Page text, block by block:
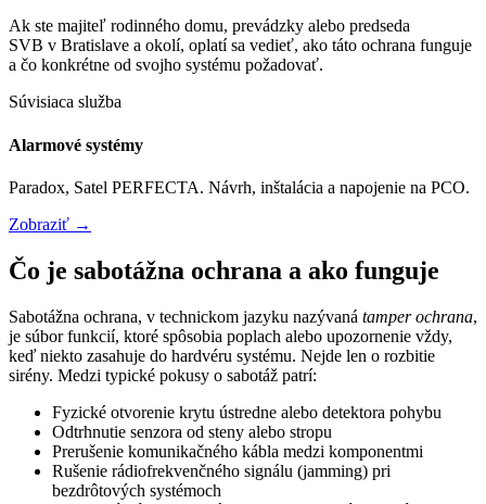
Ak ste majiteľ rodinného domu, prevádzky alebo predseda
SVB v Bratislave a okolí, oplatí sa vedieť, ako táto ochrana funguje
a čo konkrétne od svojho systému požadovať.
Súvisiaca služba
Alarmové systémy
Paradox, Satel PERFECTA. Návrh, inštalácia a napojenie na PCO.
Zobraziť →
Čo je sabotážna ochrana a ako funguje
Sabotážna ochrana, v technickom jazyku nazývaná tamper ochrana,
je súbor funkcií, ktoré spôsobia poplach alebo upozornenie vždy,
keď niekto zasahuje do hardvéru systému. Nejde len o rozbitie
sirény. Medzi typické pokusy o sabotáž patrí:
Fyzické otvorenie krytu ústredne alebo detektora pohybu
Odtrhnutie senzora od steny alebo stropu
Prerušenie komunikačného kábla medzi komponentmi
Rušenie rádiofrekvenčného signálu (jamming) pri
bezdrôtových systémoch